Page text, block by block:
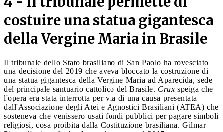
costuire una statua gigantesca
della Vergine Maria in Brasile
Il tribunale dello Stato brasiliano di San Paolo ha rovesciato
una decisione del 2019 che aveva bloccato la costruzione di
una statua gigantesca della Vergine Maria ad Aparecida, sede
del principale santuario cattolico del Brasile. Crux speiga che
l'opera era stata interrotta per via di una causa presentata
dall'Associazione degli Atei e Agnostici Brasiliani (ATEA) che
sosteneva che venissero usati fondi pubblici per pagare simboli
religiosi, cosa proibita dalla Costituzione brasiliana. Gilmar